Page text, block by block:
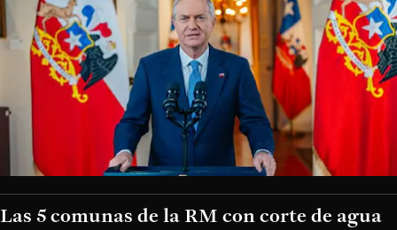
Las 5 comunas de la RM con corte de agua